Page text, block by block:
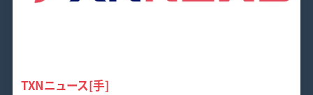
TXNニュース[手]